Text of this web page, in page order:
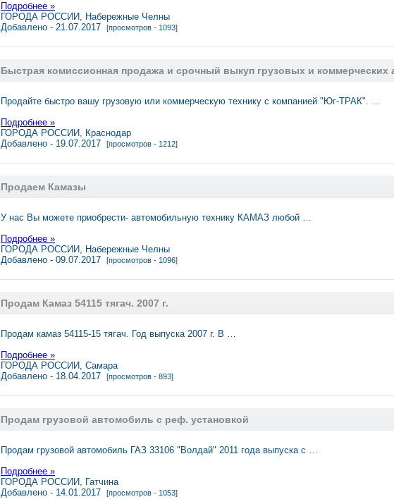
Подробнее »
ГОРОДА РОССИИ, Набережные Челны
Добавлено - 21.07.2017
[просмотров - 1093]
Быстрая комиссионная продажа и срочный выкуп грузовых и коммерческих
Продайте быстро вашу грузовую или коммерческую технику с компанией "Юг-ТРАК". …
Подробнее »
ГОРОДА РОССИИ, Краснодар
Добавлено - 19.07.2017
[просмотров - 1212]
Продаем Камазы
У нас Вы можете приобрести- автомобильную технику КАМАЗ любой …
Подробнее »
ГОРОДА РОССИИ, Набережные Челны
Добавлено - 09.07.2017
[просмотров - 1096]
Продам Камаз 54115 тягач. 2007 г.
Продам камаз 54115-15 тягач. Год выпуска 2007 г. В …
Подробнее »
ГОРОДА РОССИИ, Самара
Добавлено - 18.04.2017
[просмотров - 893]
Продам грузовой автомобиль с реф. установкой
Продам грузовой автомобиль ГАЗ 33106 "Волдай" 2011 года выпуска с …
Подробнее »
ГОРОДА РОССИИ, Гатчина
Добавлено - 14.01.2017
[просмотров - 1053]